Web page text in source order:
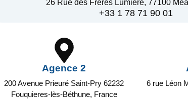
26 Rue des Frères Lumière, 77100
+33 1 78 71 90 01
Agence 2
200 Avenue Prieuré Saint-Pry 62232
Fouquieres-lès-Béthune, France
6 rue Léon